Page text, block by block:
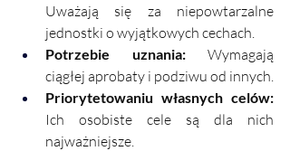
Uważają się za niepowtarzalne
jednostki o wyjątkowych cechach.
Potrzebie uznania: Wymagają
ciągłej aprobaty i podziwu od innych.
Ich osobiste cele są dla nich
najważniejsze.